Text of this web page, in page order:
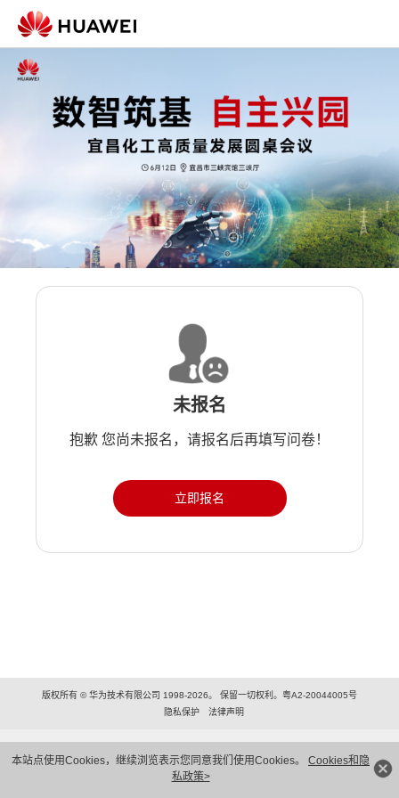
本站点使用Cookies，继续浏览表示您同意我们使用Cookies。 Cookies和隐
私政策>
未报名
抱歉 您尚未报名，请报名后再填写问卷！
立即报名
版权所有 © 华为技术有限公司 1998-2026。 保留一切权利。粤A2-20044005号
隐私保护
法律声明